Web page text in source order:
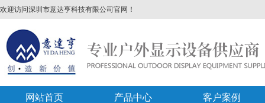
欢迎访问深圳市意达亨科技有限公司官网！
网站首页 产品中心 客户案例